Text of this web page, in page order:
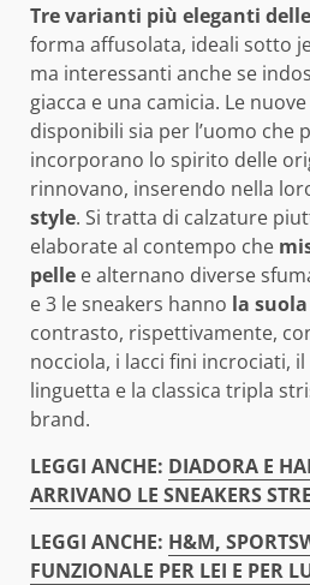
Tre varianti più eleganti
forma affusolata, ideali sotto
ma interessanti anche se
giacca e una camicia. Le nuove
disponibili sia per l’uomo che
incorporano lo spirito delle
rinnovano, inserendo nella
style. Si tratta di calzature
elaborate al contempo che
pelle e alternano diverse
e 3 le sneakers hanno la
contrasto, rispettivamente,
nocciola, i lacci fini incrociati, il
linguetta e la classica tripla
brand.
LEGGI ANCHE: DIADORA E
ARRIVANO LE SNEAKERS
LEGGI ANCHE: H&M,
FUNZIONALE PER LEI E PER